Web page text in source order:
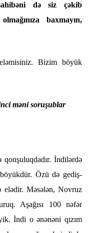
də siz çəkib
baxmayın,
Bizim böyük
məni soruşublar
qonşuluqdadır. İndilərdə
Özü də gediş-
Məsələn, Novruz
Aşağısı 100 nəfər
İndi o ənənəni qızım